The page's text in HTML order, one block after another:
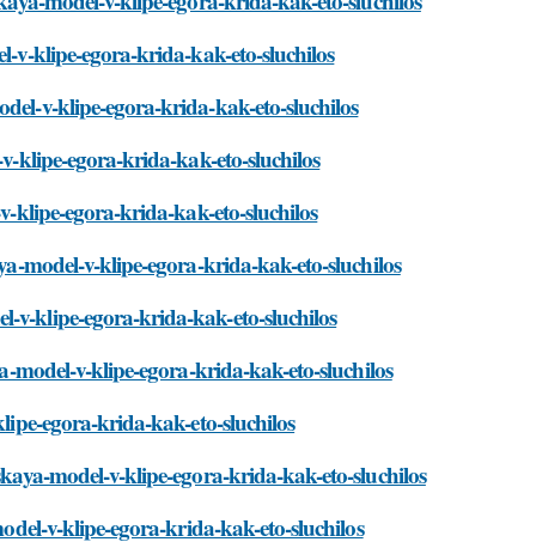
v-klipe-egora-krida-kak-eto-sluchilos
v-klipe-egora-krida-kak-eto-sluchilos
klipe-egora-krida-kak-eto-sluchilos
klipe-egora-krida-kak-eto-sluchilos
model-v-klipe-egora-krida-kak-eto-sluchilos
v-klipe-egora-krida-kak-eto-sluchilos
model-v-klipe-egora-krida-kak-eto-sluchilos
egora-krida-kak-eto-sluchilos
model-v-klipe-egora-krida-kak-eto-sluchilos
v-klipe-egora-krida-kak-eto-sluchilos